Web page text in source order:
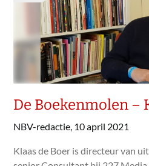
De Boekenmolen –
NBV-redactie, 10 april 2021
Klaas de Boer is directeur van